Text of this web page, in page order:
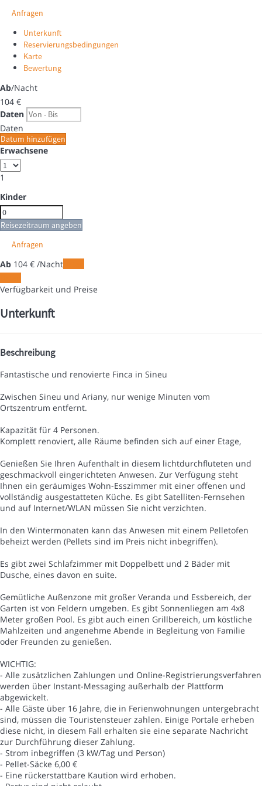
Anfragen
Unterkunft
Reservierungsbedingungen
Karte
Bewertung
Ab/Nacht
104 €
Daten
Daten
Datum hinzufügen
Erwachsene
1
Kinder
Reisezeitraum angeben
Anfragen
Ab 104 € /Nacht
Verfügbarkeit und Preise
Unterkunft
Beschreibung
Fantastische und renovierte Finca in Sineu
Zwischen Sineu und Ariany, nur wenige Minuten vom
Ortszentrum entfernt.
Kapazität für 4 Personen.
Komplett renoviert, alle Räume befinden sich auf einer Etage,
Genießen Sie Ihren Aufenthalt in diesem lichtdurchfluteten und
geschmackvoll eingerichteten Anwesen. Zur Verfügung steht
Ihnen ein geräumiges Wohn-Esszimmer mit einer offenen und
vollständig ausgestatteten Küche. Es gibt Satelliten-Fernsehen
und auf Internet/WLAN müssen Sie nicht verzichten.
In den Wintermonaten kann das Anwesen mit einem Pelletofen
beheizt werden (Pellets sind im Preis nicht inbegriffen).
Es gibt zwei Schlafzimmer mit Doppelbett und 2 Bäder mit
Dusche, eines davon en suite.
Gemütliche Außenzone mit großer Veranda und Essbereich, der
Garten ist von Feldern umgeben. Es gibt Sonnenliegen am 4x8
Meter großen Pool. Es gibt auch einen Grillbereich, um köstliche
Mahlzeiten und angenehme Abende in Begleitung von Familie
oder Freunden zu genießen.
WICHTIG:
- Alle zusätzlichen Zahlungen und Online-Registrierungsverfahren
werden über Instant-Messaging außerhalb der Plattform
abgewickelt.
- Alle Gäste über 16 Jahre, die in Ferienwohnungen untergebracht
sind, müssen die Touristensteuer zahlen. Einige Portale erheben
diese nicht, in diesem Fall erhalten sie eine separate Nachricht
zur Durchführung dieser Zahlung.
- Strom inbegriffen (3 kW/Tag und Person)
- Pellet-Säcke 6,00 €
- Eine rückerstattbare Kaution wird erhoben.